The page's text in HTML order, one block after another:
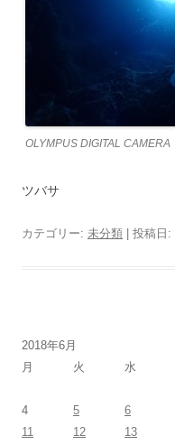
OLYMPUS DIGITAL CAMERA
ツバサ
カテゴリー: 未分類 | 投稿日:
2018年6月
月
火 水
4
5 6
11
12 13